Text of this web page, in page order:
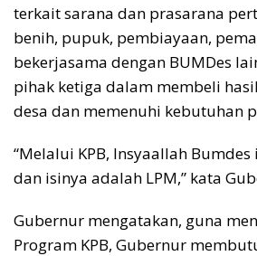
terkait sarana dan prasarana
benih, pupuk, pembiayaan,
bekerjasama dengan BUMDes
pihak ketiga dalam membeli
desa dan memenuhi kebutuhan
“Melalui KPB, Insyaallah
dan isinya adalah LPM,” kata
Gubernur mengatakan, guna
Program KPB, Gubernur